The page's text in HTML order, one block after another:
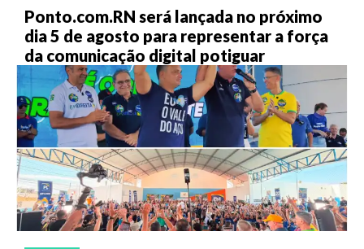
Ponto.com.RN será lançada no próximo
dia 5 de agosto para representar a força
da comunicação digital potiguar